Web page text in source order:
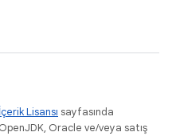
İçerik Lisansı sayfasında
Oracle ve/veya satış